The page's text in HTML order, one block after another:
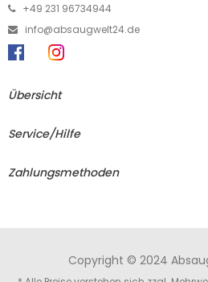
+49 231 96734944
info@absaugwelt24.de
Übersicht
Service/Hilfe
Zahlungsmethoden
Copyright © 2024